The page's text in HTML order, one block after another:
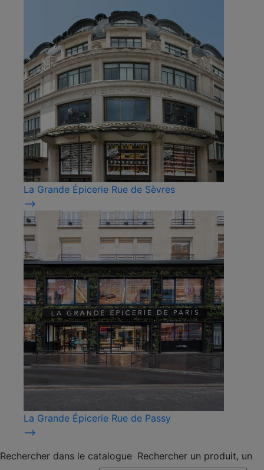
La Grande Épicerie Rue de Sèvres
⟶
La Grande Épicerie Rue de Passy
⟶
Rechercher dans le catalogue Rechercher un produit, un